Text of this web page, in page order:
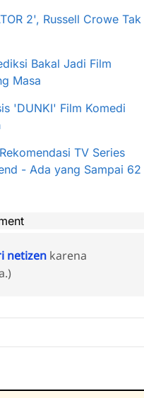
2', Russell Crowe Tak
Bakal Jadi Film
Masa
'DUNKI' Film Komedi
TV Series
- Ada yang Sampai 62
netizen karena